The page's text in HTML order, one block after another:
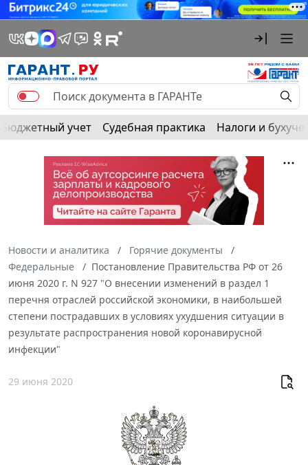
Бюджетный учет Судебная практика Налоги и
Новости и аналитика
Горячие документы
Федеральные
Постановление Правительства РФ от 26
июня 2020 г. N 927 "О внесении изменений в раздел 1
перечня отраслей российской экономики, в наибольшей
степени пострадавших в условиях ухудшения ситуации в
результате распространения новой коронавирусной
инфекции"
29 июня 2020